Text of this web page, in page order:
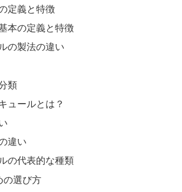
定義と特徴
本の定義と特徴
の製法の違い
類
ュールとは？
違い
の代表的な種類
の選び方